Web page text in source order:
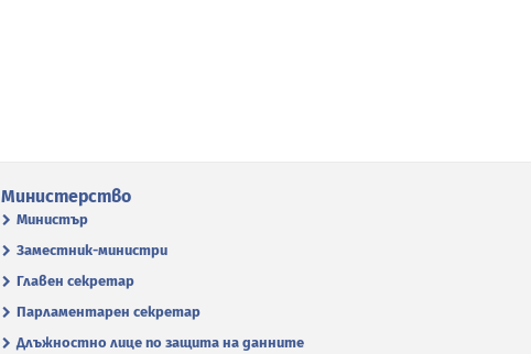
Министерство
Министър
Заместник-министри
Главен секретар
Парламентарен секретар
Длъжностно лице по защита на данните